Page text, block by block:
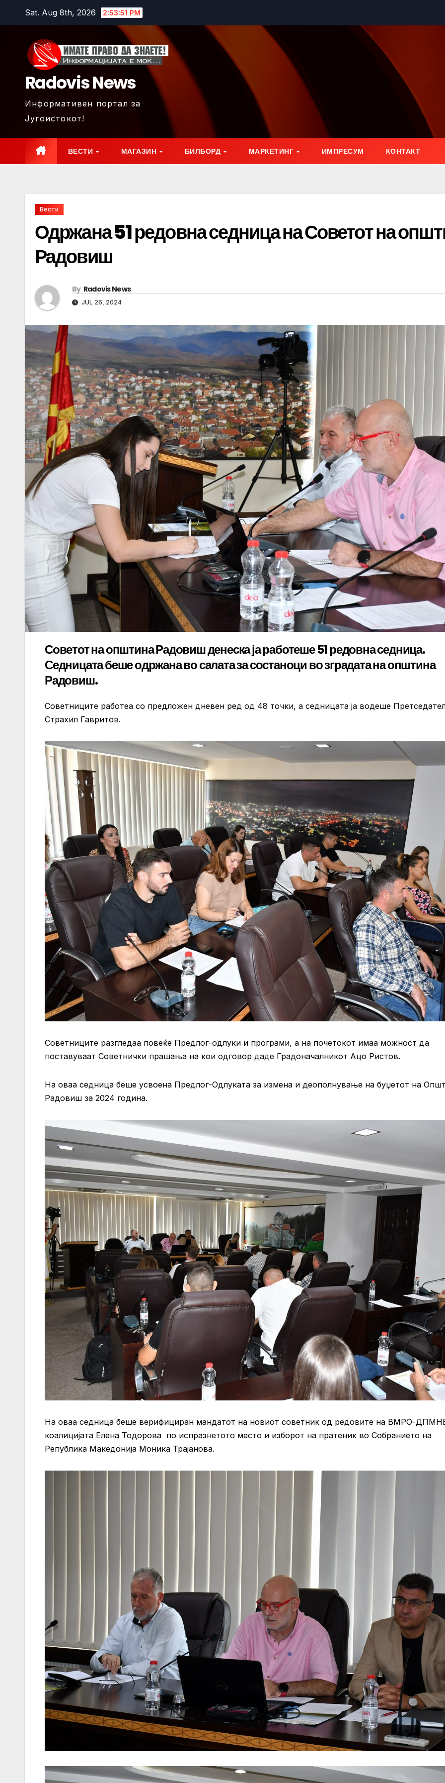
Sat. Aug 8th, 2026 2:53:53 PM
Radovis News
Информативен портал за
Југоистокот!
ВЕСТИ МАГАЗИН БИЛБОРД МАРКЕТИНГ ИМПРЕСУМ КОНТАКТ
Вести
Одржана 51 редовна седница на Советот на
Радовиш
By Radovis News
JUL 26, 2024
Советот на општина Радовиш денеска ја работеше 51 редовна седница.
Седницата беше одржана во салата за состаноци во зградата на општина
Радовиш.
Советниците работеа со предложен дневен ред од 48 точки, а седницата ја водеше
Страхил Гавритов.
Советниците разгледаа повеќе Предлог-одлуки и програми, а на почетокот имаа можност да
поставуваат Советнички прашања на кои одговор даде Градоначалникот Ацо Ристов.
На оваа седница беше усвоена Предлог-Одлуката за измена и деополнување на буџетот на
Радовиш за 2024 година.
На оваа седница беше верифициран мандатот на новиот советник од редовите на ВМРО-
коалицијата Елена Тодорова по испразнетото место и изборот на пратеник во Собранието на
Република Македонија Моника Трајанова.